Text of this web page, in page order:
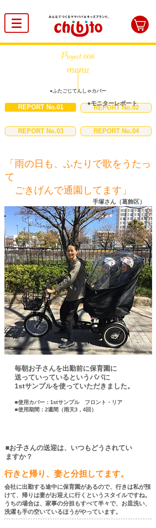
●ふたごじてんしゃカバー
REPORT No.01 REPORT No.02
●モニターレポート
REPORT No.03 REPORT No.04
「雨の日も、ふたりで歌をうたっ
て
​ ごきげんで通園してます」
手塚さん（葛飾区）
毎朝お子さんを出勤前に保育園に
送っていっているというパパに
1stサンプルを使っていただきました。
■使用カバー：1stサンプル フロント・リア
■使用期間：2週間（雨天3，4回）
■お子さんの送迎は、いつもどうされてい
ますか？
行きと帰り、妻と分担してます。
会社に出勤する途中に保育園があるので、行きは私が預
けて、帰りは妻がお迎えに行くというスタイルですね。
うちの場合は、家事の分担もすべて半々で、お皿洗い、
洗濯も手の空いているほうがやっています。